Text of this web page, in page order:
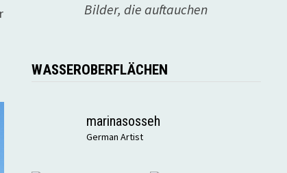
Bilder, die auftauchen
WASSEROBERFLÄCHEN
marinasosseh
German Artist